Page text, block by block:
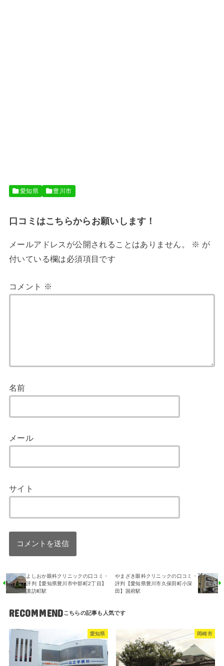
愛知県 豊川市
口コミはこちらからお願いします！
メールアドレスが公開されることはありません。 ※ が
付いている欄は必須項目です
コメント ※
名前
メール
サイト
よしおか眼科クリニックの口コミ・
評判【愛知県豊川市中部町2丁目】
諏訪町駅
やまざき眼科クリニックの口コミ・
評判【愛知県豊川市久保田町小深
田】国府駅
RECOMMEND
愛知県 岡崎市